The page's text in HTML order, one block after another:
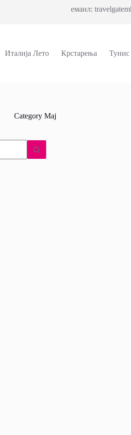
емаил:
Италија Лето Крстарења Тунис
Category Мај